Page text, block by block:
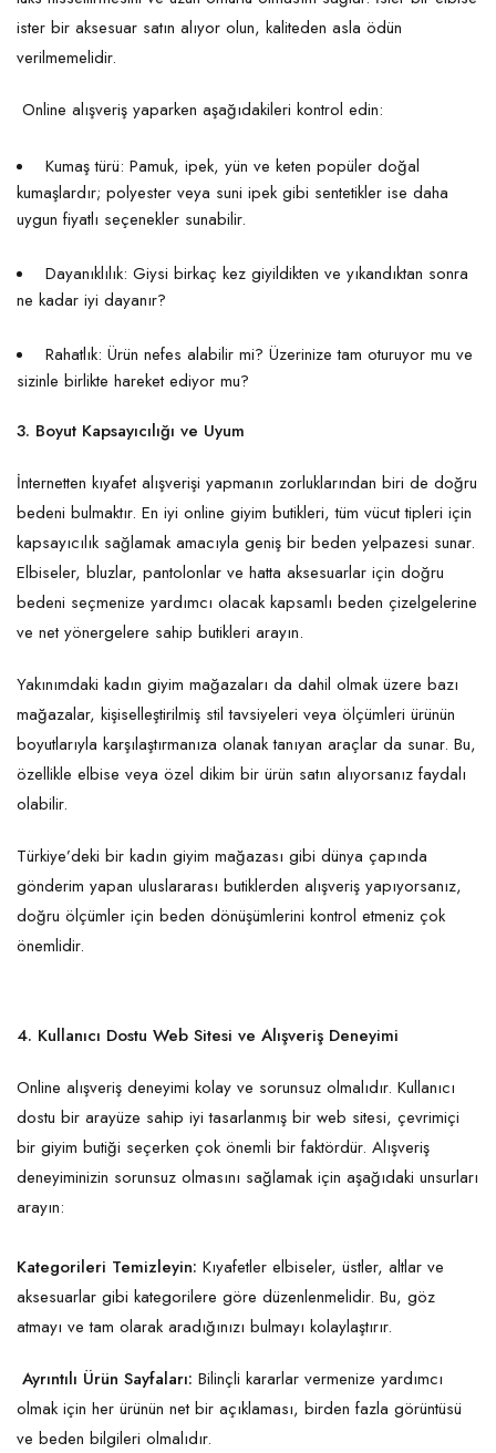
ister bir aksesuar satın alıyor olun, kaliteden asla ödün
verilmemelidir.
Online alışveriş yaparken aşağıdakileri kontrol edin:
Kumaş türü: Pamuk, ipek, yün ve keten popüler doğal
kumaşlardır; polyester veya suni ipek gibi sentetikler ise daha
uygun fiyatlı seçenekler sunabilir.
Dayanıklılık: Giysi birkaç kez giyildikten ve yıkandıktan sonra
ne kadar iyi dayanır?
Rahatlık: Ürün nefes alabilir mi? Üzerinize tam oturuyor mu ve
sizinle birlikte hareket ediyor mu?
3. Boyut Kapsayıcılığı ve Uyum
İnternetten kıyafet alışverişi yapmanın zorluklarından biri de doğru
bedeni bulmaktır. En iyi online giyim butikleri, tüm vücut tipleri için
kapsayıcılık sağlamak amacıyla geniş bir beden yelpazesi sunar.
Elbiseler, bluzlar, pantolonlar ve hatta aksesuarlar için doğru
bedeni seçmenize yardımcı olacak kapsamlı beden çizelgelerine
ve net yönergelere sahip butikleri arayın.
Yakınımdaki kadın giyim mağazaları da dahil olmak üzere bazı
mağazalar, kişiselleştirilmiş stil tavsiyeleri veya ölçümleri ürünün
boyutlarıyla karşılaştırmanıza olanak tanıyan araçlar da sunar. Bu,
özellikle elbise veya özel dikim bir ürün satın alıyorsanız faydalı
olabilir.
Türkiye’deki bir kadın giyim mağazası gibi dünya çapında
gönderim yapan uluslararası butiklerden alışveriş yapıyorsanız,
doğru ölçümler için beden dönüşümlerini kontrol etmeniz çok
önemlidir.
4. Kullanıcı Dostu Web Sitesi ve Alışveriş Deneyimi
Online alışveriş deneyimi kolay ve sorunsuz olmalıdır. Kullanıcı
dostu bir arayüze sahip iyi tasarlanmış bir web sitesi, çevrimiçi
bir giyim butiği seçerken çok önemli bir faktördür. Alışveriş
deneyiminizin sorunsuz olmasını sağlamak için aşağıdaki unsurları
arayın:
Kategorileri Temizleyin: Kıyafetler elbiseler, üstler, altlar ve
aksesuarlar gibi kategorilere göre düzenlenmelidir. Bu, göz
atmayı ve tam olarak aradığınızı bulmayı kolaylaştırır.
Ayrıntılı Ürün Sayfaları: Bilinçli kararlar vermenize yardımcı
olmak için her ürünün net bir açıklaması, birden fazla görüntüsü
ve beden bilgileri olmalıdır.